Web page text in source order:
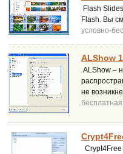
Flash
Flash. Вы
условно-
ALShow
ALShow –
не
бесплатная